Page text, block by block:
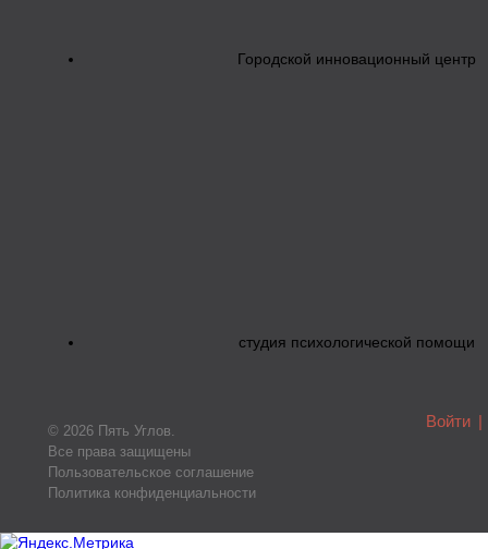
Городской инновационный центр
студия психологической помощи
© 2026 Пять Углов.
Все права защищены
Пользовательское соглашение
Политика конфиденциальности
Войти